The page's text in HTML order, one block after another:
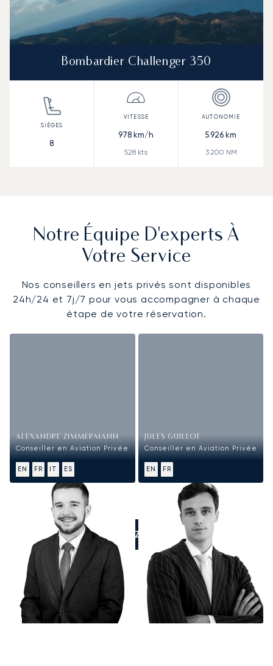
Bombardier Challenger 350
8
978 km/h
528 kts
5 926 km
3 200 NM
Notre Équipe D'experts À
Votre Service
Nos conseillers en jets privés sont disponibles
24h/24 et 7j/7 pour vous accompagner à chaque
étape de votre réservation.
ALEXANDRE ZIMMERMANN
Conseiller en Aviation Privée
EN FR IT ES
JULES GUILLOT
Conseiller en Aviation Privée
EN FR
APPELEZ-NOUS